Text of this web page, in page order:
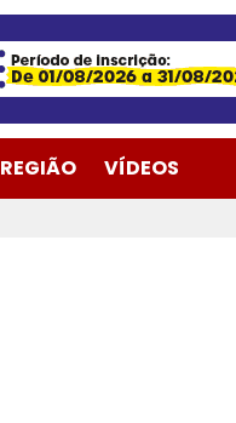
REGIÃO VÍDEOS